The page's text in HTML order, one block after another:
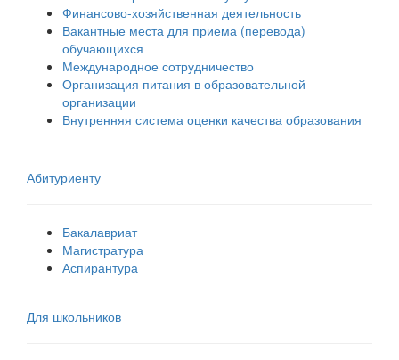
Финансово-хозяйственная деятельность
Вакантные места для приема (перевода)
обучающихся
Международное сотрудничество
Организация питания в образовательной
организации
Внутренняя система оценки качества образования
Абитуриенту
Бакалавриат
Магистратура
Аспирантура
Для школьников